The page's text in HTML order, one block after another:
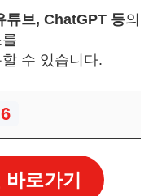
튜브, ChatGPT 등의
수 있습니다.
로가기